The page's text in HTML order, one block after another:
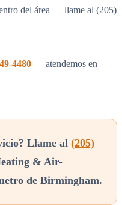
del área — llame al (205)
4480 — atendemos en
Llame al (205)
& Air-
de Birmingham.